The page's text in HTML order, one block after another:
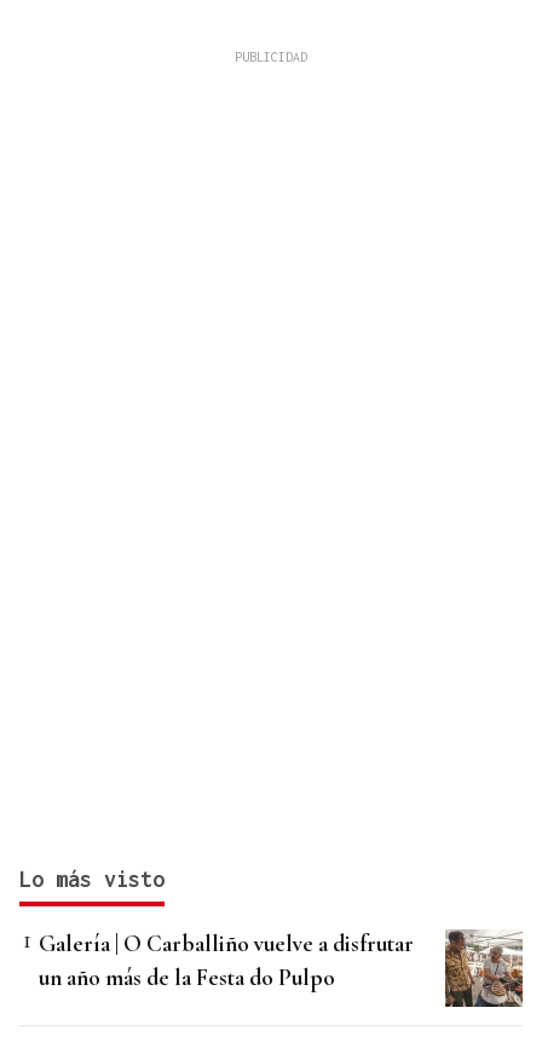
Lo más visto
Galería | O Carballiño vuelve a disfrutar
un año más de la Festa do Pulpo